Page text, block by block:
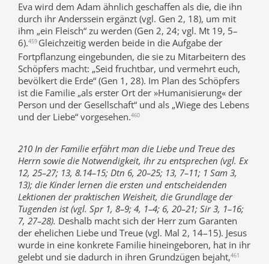
Eva wird dem Adam ähnlich geschaffen als die, die ihn
durch ihr Anderssein ergänzt (vgl. Gen 2, 18), um mit
ihm „ein Fleisch“ zu werden (Gen 2, 24; vgl. Mt 19, 5–
6).459 Gleichzeitig werden beide in die Aufgabe der
Fortpflanzung eingebunden, die sie zu Mitarbeitern des
Schöpfers macht: „Seid fruchtbar, und vermehrt euch,
bevölkert die Erde“ (Gen 1, 28). Im Plan des Schöpfers
ist die Familie „als erster Ort der »Humanisierung« der
Person und der Gesellschaft“ und als „Wiege des Lebens
und der Liebe“ vorgesehen.460
210 In der Familie erfährt man die Liebe und Treue des
Herrn sowie die Notwendigkeit, ihr zu entsprechen (vgl. Ex
12, 25–27; 13, 8.14–15; Dtn 6, 20–25; 13, 7–11; 1 Sam 3,
13); die Kinder lernen die ersten und entscheidenden
Lektionen der praktischen Weisheit, die Grundlage der
Tugenden ist (vgl. Spr 1, 8–9; 4, 1–4; 6, 20–21; Sir 3, 1–16;
7, 27–28). Deshalb macht sich der Herr zum Garanten
der ehelichen Liebe und Treue (vgl. Mal 2, 14–15). Jesus
wurde in eine konkrete Familie hineingeboren, hat in ihr
gelebt und sie dadurch in ihren Grundzügen bejaht,461